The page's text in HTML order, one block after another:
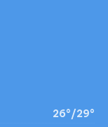
26°/29°